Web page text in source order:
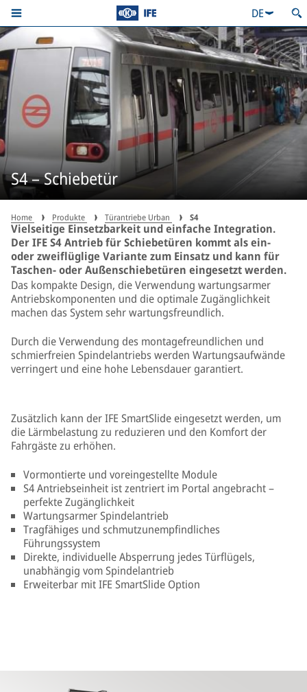
DE
S4 – Schiebetür
Home Produkte Türantriebe Urban S4
Vielseitige Einsetzbarkeit und einfache Integration.
Der IFE S4 Antrieb für Schiebetüren kommt als ein-
oder zweiflüglige Variante zum Einsatz und kann für
Taschen- oder Außenschiebetüren eingesetzt werden.
Das kompakte Design, die Verwendung wartungsarmer
Antriebskomponenten und die optimale Zugänglichkeit
machen das System sehr wartungsfreundlich.
Durch die Verwendung des montagefreundlichen und
schmierfreien Spindelantriebs werden Wartungsaufwände
verringert und eine hohe Lebensdauer garantiert.
Zusätzlich kann der IFE SmartSlide eingesetzt werden, um
die Lärmbelastung zu reduzieren und den Komfort der
Fahrgäste zu erhöhen.
Vormontierte und voreingestellte Module
S4 Antriebseinheit ist zentriert im Portal angebracht –
perfekte Zugänglichkeit
Wartungsarmer Spindelantrieb
Tragfähiges und schmutzunempfindliches
Führungssystem
Direkte, individuelle Absperrung jedes Türflügels,
unabhängig vom Spindelantrieb
Erweiterbar mit IFE SmartSlide Option